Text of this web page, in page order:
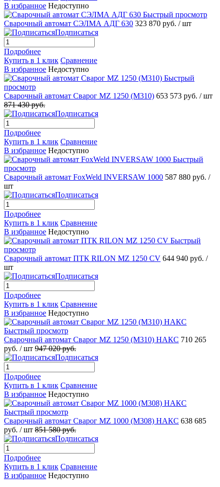
В избранное Недоступно
Быстрый просмотр
Сварочный автомат СЭЛМА АДГ 630 323 870 руб. / шт
Подписаться
Подробнее
Купить в 1 клик Сравнение
В избранное Недоступно
Быстрый
просмотр
Сварочный автомат Сварог MZ 1250 (М310) 653 573 руб. / шт
871 430 руб.
Подписаться
Подробнее
Купить в 1 клик Сравнение
В избранное Недоступно
Быстрый
просмотр
Сварочный автомат FoxWeld INVERSAW 1000 587 880 руб. /
шт
Подписаться
Подробнее
Купить в 1 клик Сравнение
В избранное Недоступно
Быстрый
просмотр
Сварочный автомат ПТК RILON MZ 1250 CV 644 940 руб. /
шт
Подписаться
Подробнее
Купить в 1 клик Сравнение
В избранное Недоступно
Быстрый просмотр
Сварочный автомат Сварог MZ 1250 (М310) НАКС 710 265
руб. / шт 947 020 руб.
Подписаться
Подробнее
Купить в 1 клик Сравнение
В избранное Недоступно
Быстрый просмотр
Сварочный автомат Сварог MZ 1000 (M308) НАКС 638 685
руб. / шт 851 580 руб.
Подписаться
Подробнее
Купить в 1 клик Сравнение
В избранное Недоступно